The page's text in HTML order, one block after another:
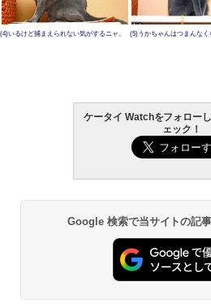
(4)いるけど捕まえられない気がするニャ。 (5)うかちゃんはつまんなく
ケータイ Watchをフォロー
ェック！
Google 検索で当サイトの記